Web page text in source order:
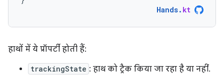
Hands. kt
हाथों में ये प्रॉपर्टी होती हैं:
trackingState : हाथ को ट्रैक किया जा रहा है या नहीं.